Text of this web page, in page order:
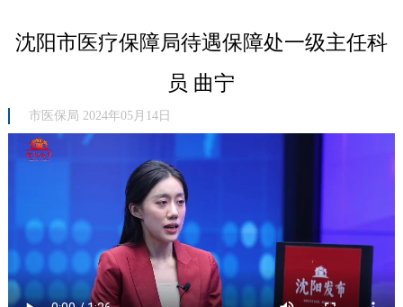
沈阳市医疗保障局待遇保障处一级主任科
员 曲宁
市医保局 2024年05月14日